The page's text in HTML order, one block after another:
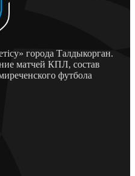
города Талдыкорган.
матчей КПЛ, состав
футбола